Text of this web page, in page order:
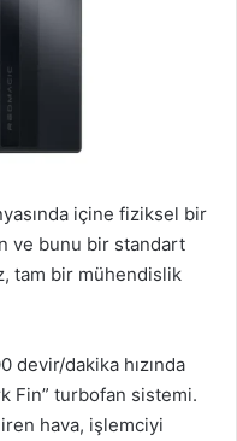
içine fiziksel bir
ve bunu bir standart
tam bir mühendislik
devir/dakika hızında
Fin” turbofan sistemi.
hava, işlemciyi